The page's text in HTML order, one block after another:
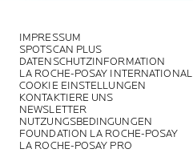
IMPRESSUM
SPOTSCAN PLUS
DATENSCHUTZINFORMATION
LA ROCHE-POSAY INTERNATIONAL
COOKIE EINSTELLUNGEN
KONTAKTIERE UNS
NEWSLETTER
NUTZUNGSBEDINGUNGEN
FOUNDATION LA ROCHE-POSAY
LA ROCHE-POSAY PRO